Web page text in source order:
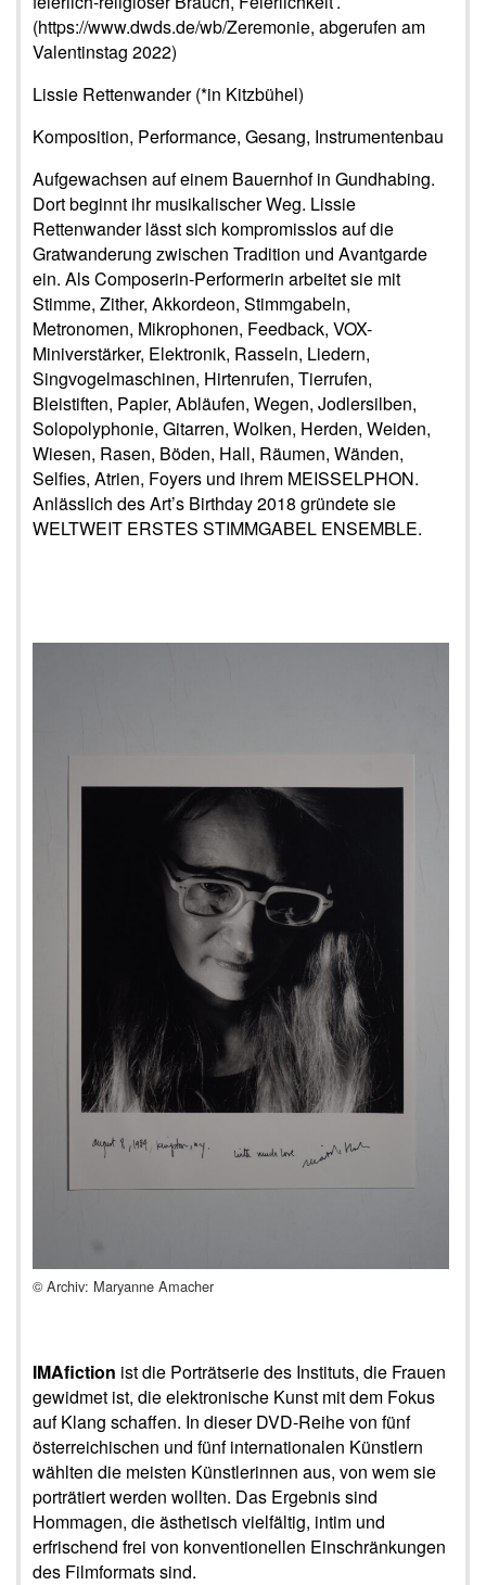
(https://www.dwds.de/wb/Zeremonie, abgerufen am
Valentinstag 2022)
Lissie Rettenwander (*in Kitzbühel)
Komposition, Performance, Gesang, Instrumentenbau
Aufgewachsen auf einem Bauernhof in Gundhabing.
Dort beginnt ihr musikalischer Weg. Lissie
Rettenwander lässt sich kompromisslos auf die
Gratwanderung zwischen Tradition und Avantgarde
ein. Als Composerin-Performerin arbeitet sie mit
Stimme, Zither, Akkordeon, Stimmgabeln,
Metronomen, Mikrophonen, Feedback, VOX-
Miniverstärker, Elektronik, Rasseln, Liedern,
Singvogelmaschinen, Hirtenrufen, Tierrufen,
Bleistiften, Papier, Abläufen, Wegen, Jodlersilben,
Solopolyphonie, Gitarren, Wolken, Herden, Weiden,
Wiesen, Rasen, Böden, Hall, Räumen, Wänden,
Selfies, Atrien, Foyers und ihrem MEISSELPHON.
Anlässlich des Art’s Birthday 2018 gründete sie
WELTWEIT ERSTES STIMMGABEL ENSEMBLE.
© Archiv: Maryanne Amacher
IMAfiction ist die Porträtserie des Instituts, die Frauen
gewidmet ist, die elektronische Kunst mit dem Fokus
auf Klang schaffen. In dieser DVD-Reihe von fünf
österreichischen und fünf internationalen Künstlern
wählten die meisten Künstlerinnen aus, von wem sie
porträtiert werden wollten. Das Ergebnis sind
Hommagen, die ästhetisch vielfältig, intim und
erfrischend frei von konventionellen Einschränkungen
des Filmformats sind.